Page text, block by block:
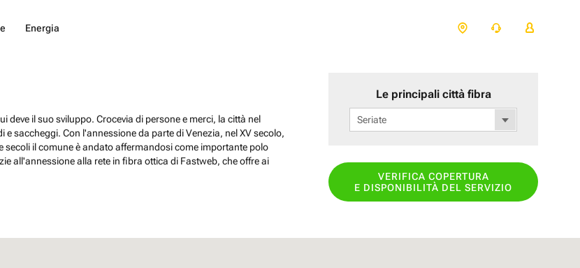
Energia
il suo sviluppo. Crocevia di persone e merci, la città nel
saccheggi. Con l'annessione da parte di Venezia, nel XV secolo,
il comune è andato affermandosi come importante polo
all'annessione alla rete in fibra ottica di Fastweb, che offre ai
Le principali città fibra
Seriate
VERIFICA COPERTURA
E DISPONIBILITÀ DEL SERVIZIO